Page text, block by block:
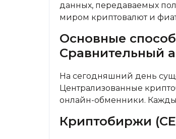
данных, передаваемых
миром криптовалют и
Основные
Сравнительный
На сегодняшний день
Централизованные
онлайн-обменники.
Криптобиржи